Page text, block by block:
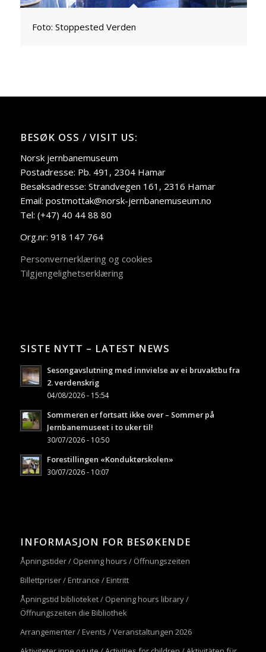
Foto: Stoppested Verden
BESØK OSS / VISIT US:
Norsk jernbanemuseum
Postadresse: Pb. 491, 2304 Hamar
Besøksadresse: Strandvegen 161, 2316 Hamar
Email: postmottak@norsk-jernbanemuseum.no
Tel: (+47) 40 44 88 80
Org.nr: 918 147 764
Personvernerklæring og cookies
Tilgjengelighetserklæring
SISTE NYTT – LATEST NEWS
Sesongavslutning med innvielse av ei bruvaktbu fra
2. verdenskrig
04/08/2026 - 15:54
Sommeren er fortsatt ikke over – Sommer på
Jernbanemuseet i to uker til!
30/07/2026 - 10:50
Forestillingen «Konduktørskolen»
30/07/2026 - 10:07
INFORMASJON FOR BESØKENDE
Åpningstider / Opening hours / Öffnungszeiten
Billettpriser / Entrance / Eintritt
Åpningstid biblioteket / Opening hours library /
Öffnungszeiten die Bibliothek
Arrangementer / Events / Veranstaltungen 2026